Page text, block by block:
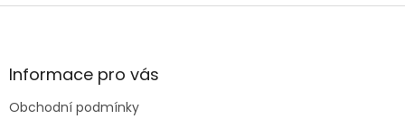
Z
aInformace pro vás
Obchodní podmínky